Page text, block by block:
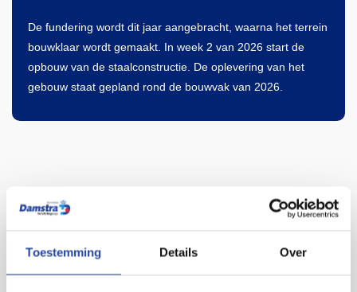
Toestemming Details Over
De fundering wordt dit jaar aangebracht, waarna het terrein
bouwklaar wordt gemaakt. In week 2 van 2026 start de
opbouw van de staalconstructie. De oplevering van het
gebouw staat gepland rond de bouwvak van 2026.